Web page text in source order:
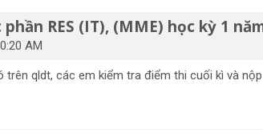
RES (IT), (MME) học kỳ 1
AM
trên qldt, các em kiểm tra điểm thi cuối kì và